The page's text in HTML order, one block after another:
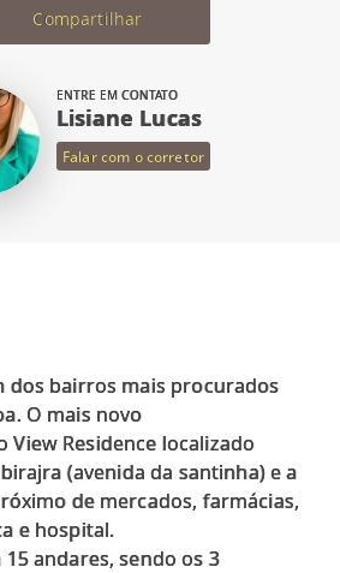
Compartilhar
ENTRE EM CONTATO
Lisiane Lucas
Falar com o corretor
dos bairros mais procurados
O mais novo
Residence localizado
(avenida da santinha) e a
de mercados, farmácias,
e hospital.
andares, sendo os 3